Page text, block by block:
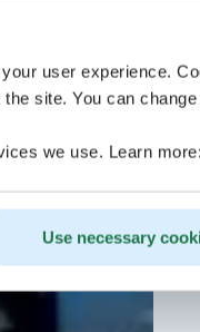
user experience.
site. You can
we use. Learn
Use necessary